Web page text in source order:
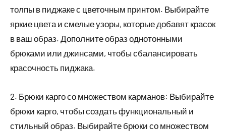
толпы в пиджаке с цветочным принтом. Выбирайте
яркие цвета и смелые узоры, которые добавят красок
в ваш образ. Дополните образ однотонными
брюками или джинсами, чтобы сбалансировать
красочность пиджака.
2. Брюки карго со множеством карманов: Выбирайте
брюки карго, чтобы создать функциональный и
стильный образ. Выбирайте брюки со множеством